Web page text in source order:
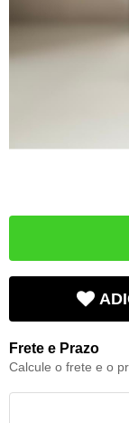
Frete e Prazo
Calcule o frete e o